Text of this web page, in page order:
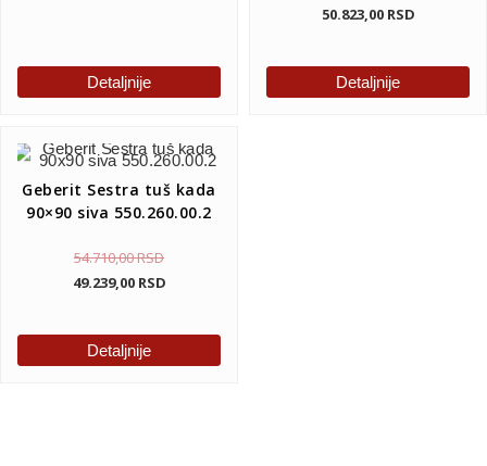
Detaljnije
50.823,00 RSD
Detaljnije
Geberit Sestra tuš kada
90×90 siva 550.260.00.2
54.710,00RSD
49.239,00 RSD
Detaljnije